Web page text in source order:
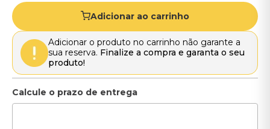
Adicionar ao carrinho
Adicionar o produto no carrinho não garante a
sua reserva. Finalize a compra e garanta o seu
produto!